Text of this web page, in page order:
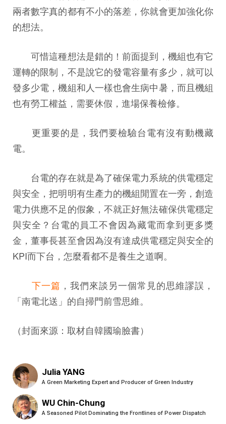
兩者數字真的都有不小的落差，你就會更加強化你
的想法。
可惜這種想法是錯的！前面提到，機組也有它
運轉的限制，不是說它的發電容量有多少，就可以
發多少電，機組和人一樣也會生病中暑，而且機組
也有勞工權益，需要休假，進場保養檢修。
更重要的是，我們要檢驗台電有沒有動機藏
電。
台電的存在就是為了確保電力系統的供電穩定
與安全，把明明有生產力的機組閒置在一旁，創造
電力供應不足的假象，不就正好無法確保供電穩定
與安全？台電的員工不會因為藏電而拿到更多獎
金，董事長甚至會因為沒有達成供電穩定與安全的
KPI而下台，怎麼看都不是養生之道啊。
下一篇 ，我們來談另一個常見的思維謬誤，
「南電北送」的自掃門前雪思維。
（封面來源：取材自韓國瑜臉書）
Julia YANG
A Green Marketing Expert and Producer of Green Industry
WU Chin-Chung
A Seasoned Pilot Dominating the Frontlines of Power Dispatch